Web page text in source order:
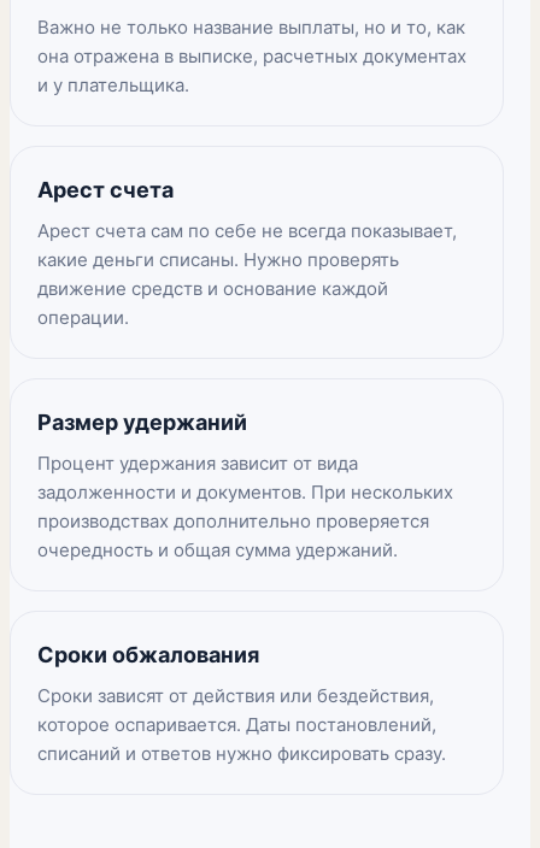
Важно не только название выплаты, но и то, как
она отражена в выписке, расчетных документах
и у плательщика.
Арест счета
Арест счета сам по себе не всегда показывает,
какие деньги списаны. Нужно проверять
движение средств и основание каждой
операции.
Размер удержаний
Процент удержания зависит от вида
задолженности и документов. При нескольких
производствах дополнительно проверяется
очередность и общая сумма удержаний.
Сроки обжалования
Сроки зависят от действия или бездействия,
которое оспаривается. Даты постановлений,
списаний и ответов нужно фиксировать сразу.